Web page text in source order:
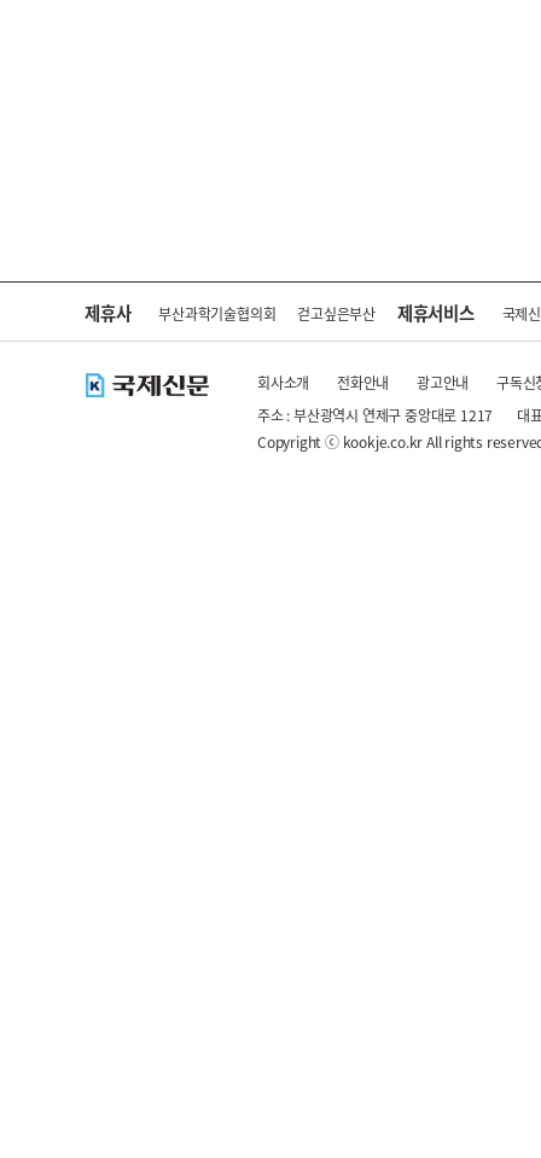
제휴사 부산과학기술협의회 걷고싶은부산 제휴서비스 국제
회사소개 전화안내 광고안내
구독신
주소 : 부산광역시 연제구 중앙대로 1217
대
Copyright ⓒ kookje.co.kr All rights